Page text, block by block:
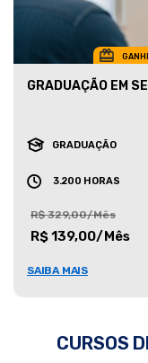
GRADUAÇÃO EM
GRADUAÇÃO
3.200 HORAS
R$ 329,00/Mês
R$ 139,00/Mês
SAIBA MAIS
CURSOS